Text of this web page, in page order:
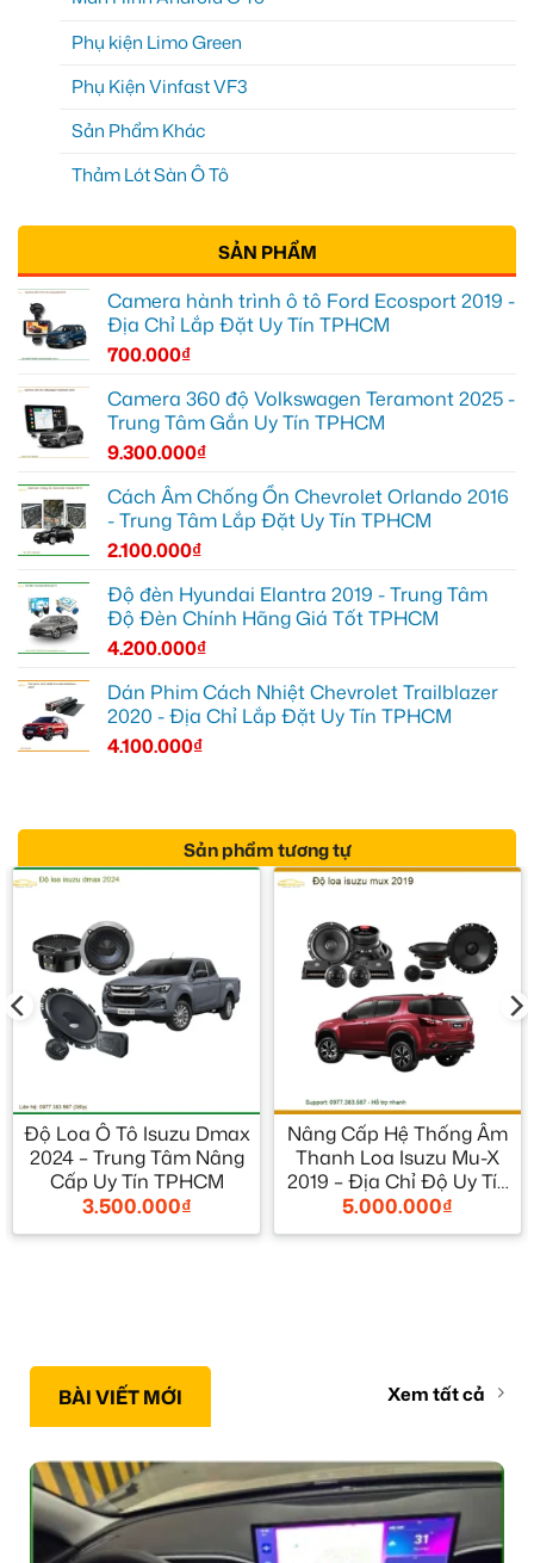
Phụ kiện Limo Green
Phụ Kiện Vinfast VF3
Sản Phẩm Khác
Thảm Lót Sàn Ô Tô
SẢN PHẨM
Camera hành trình ô tô Ford Ecosport 2019 -
Địa Chỉ Lắp Đặt Uy Tín TPHCM
700.000₫
Camera 360 độ Volkswagen Teramont 2025 -
Trung Tâm Gắn Uy Tín TPHCM
9.300.000₫
Cách Âm Chống Ồn Chevrolet Orlando 2016
- Trung Tâm Lắp Đặt Uy Tín TPHCM
2.100.000₫
Độ đèn Hyundai Elantra 2019 - Trung Tâm
Độ Đèn Chính Hãng Giá Tốt TPHCM
4.200.000₫
Dán Phim Cách Nhiệt Chevrolet Trailblazer
2020 - Địa Chỉ Lắp Đặt Uy Tín TPHCM
4.100.000₫
Sản phẩm tương tự
Độ Loa Ô Tô Isuzu Dmax
2024 – Trung Tâm Nâng
Cấp Uy Tín TPHCM
3.500.000₫
Nâng Cấp Hệ Thống Âm
Thanh Loa Isuzu Mu-X
2019 – Địa Chỉ Độ Uy Tín
TPHCM
5.000.000₫
BÀI VIẾT MỚI Xem tất cả